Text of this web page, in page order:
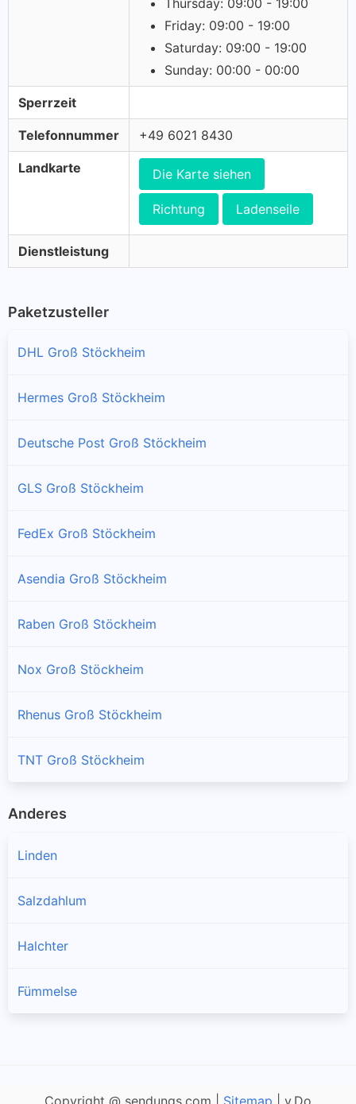
Thursday: 09:00 - 19:00
Friday: 09:00 - 19:00
Saturday: 09:00 - 19:00
Sunday: 00:00 - 00:00
Sperrzeit
Telefonnummer +49 6021 8430
Landkarte Die Karte siehen
Richtung Ladenseile
Dienstleistung
Paketzusteller
DHL Groß Stöckheim
Hermes Groß Stöckheim
Deutsche Post Groß Stöckheim
GLS Groß Stöckheim
FedEx Groß Stöckheim
Asendia Groß Stöckheim
Raben Groß Stöckheim
Nox Groß Stöckheim
Rhenus Groß Stöckheim
TNT Groß Stöckheim
Anderes
Linden
Salzdahlum
Halchter
Fümmelse